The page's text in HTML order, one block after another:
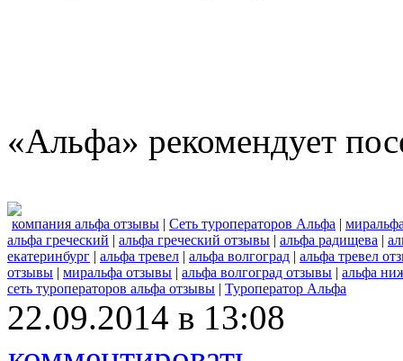
«Альфа» рекомендует
компания альфа отзывы | Сеть туроператоров Альфа |
альфа греческий | альфа греческий отзывы | альфа радищева |
екатеринбург | альфа тревел | альфа волгоград | альфа тревел
отзывы | миральфа отзывы | альфа волгоград отзывы | альфа
сеть туроператоров альфа отзывы | Туроператор Альфа
22.09.2014 в 13:08